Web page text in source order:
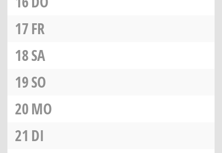
17FR
18SA
19SO
20MO
21 DI